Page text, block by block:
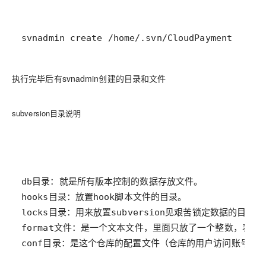
svnadmin create /home/.svn/CloudPayment
执行完毕后有svnadmin创建的目录和文件
subversion目录说明
conf目录：是这个仓库的配置文件（仓库的用户访问账号、